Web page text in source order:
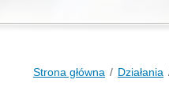
Strona główna Działania